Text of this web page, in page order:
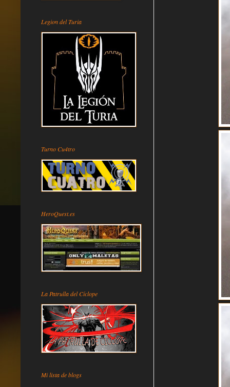
Legion del Turia
Turno Cu4tro
HeroQuest.es
La Patrulla del Cíclope
Mi lista de blogs